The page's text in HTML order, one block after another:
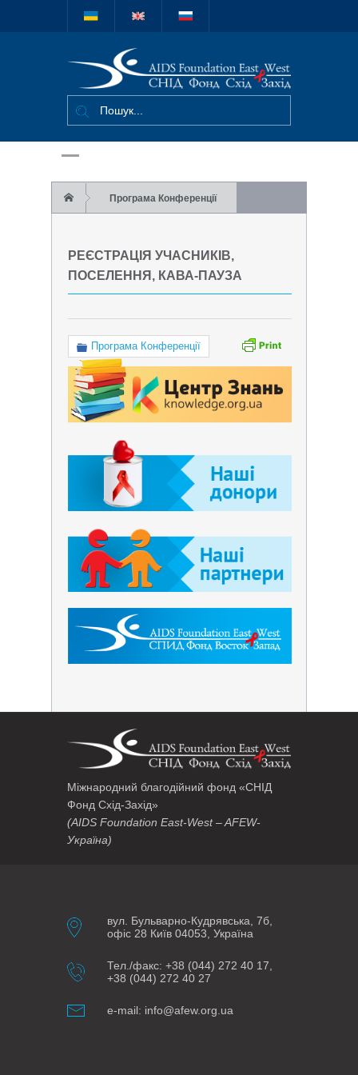
Міжнародний
благодійний
фонд "СНІД
Захід"
Програма Конференції
пауза
РЕЄСТРАЦІЯ УЧАСНИКІВ,
ПОСЕЛЕННЯ, КАВА-ПАУЗА
Програма Конференції
Міжнародний благодійний фонд «СНІД
Фонд Схід-Захід»
(AIDS Foundation East-West – AFEW-
Україна)
вул. Бульварно-Кудрявська, 7б,
офіс 28 Київ 04053, Україна
Тел./факс: +38 (044) 272 40 17,
+38 (044) 272 40 27
e-mail: info@afew.org.ua